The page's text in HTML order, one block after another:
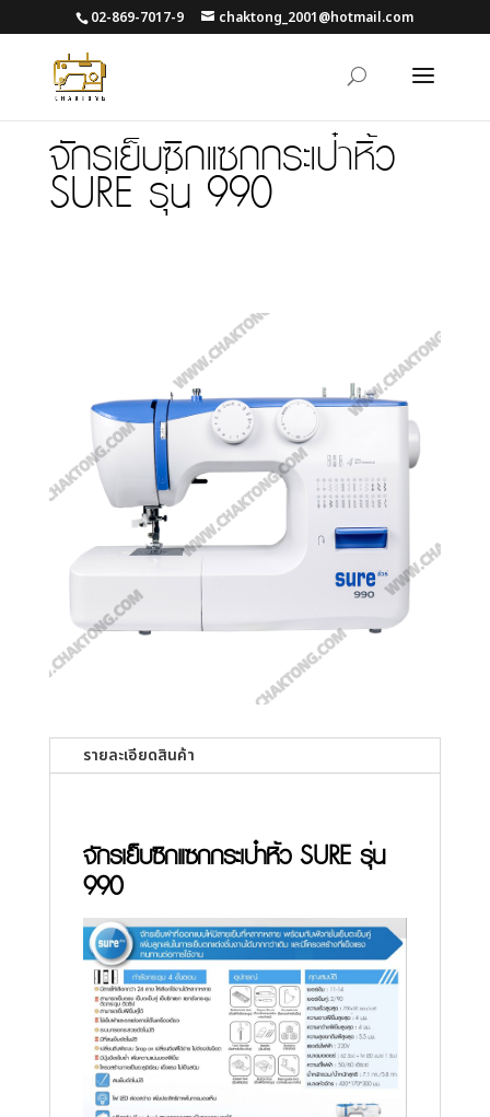
02-869-7017-9 chaktong_2001@hotmail.com
จักรเย็บซิกแซกกระเป๋าหิ้ว
SURE รุ่น 990
รายละเอียดสินค้า
จักรเย็บซิกแซกกระเป๋าหิ้ว SURE รุ่น
990